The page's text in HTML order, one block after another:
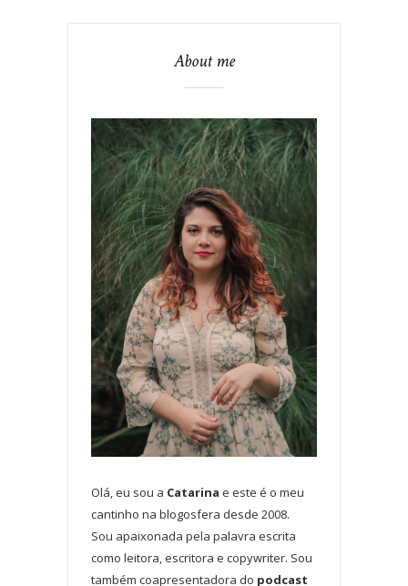
About me
Olá, eu sou a Catarina e este é o meu
cantinho na blogosfera desde 2008.
Sou apaixonada pela palavra escrita
como leitora, escritora e copywriter. Sou
também coapresentadora do podcast